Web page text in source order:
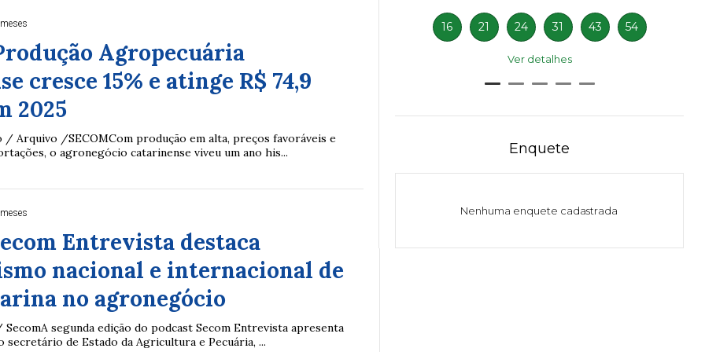
Agropecuária
cresce 15% e atinge R$ 74,9
2025
/ Arquivo /SECOMCom produção em alta, preços favoráveis e
o agronegócio catarinense viveu um ano his...
Entrevista destaca
nacional e internacional de
no agronegócio
segunda edição do podcast Secom Entrevista apresenta
secretário de Estado da Agricultura e Pecuária, ...
56 61
74 93
Ver detalhes
16 21 24 31 43 54
Ver detalhes
Enquete
Nenhuma enquete cadastrada